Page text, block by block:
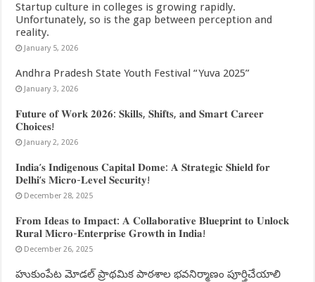
Startup culture in colleges is growing rapidly.
Unfortunately, so is the gap between perception and
reality.
January 5, 2026
Andhra Pradesh State Youth Festival “Yuva 2025”
January 3, 2026
𝐅𝐮𝐭𝐮𝐫𝐞 𝐨𝐟 𝐖𝐨𝐫𝐤 𝟐𝟎𝟐𝟔: 𝐒𝐤𝐢𝐥𝐥𝐬, 𝐒𝐡𝐢𝐟𝐭𝐬, 𝐚𝐧𝐝 𝐒𝐦𝐚𝐫𝐭 𝐂𝐚𝐫𝐞𝐞𝐫
𝐂𝐡𝐨𝐢𝐜𝐞𝐬!
January 2, 2026
𝐈𝐧𝐝𝐢𝐚’𝐬 𝐈𝐧𝐝𝐢𝐠𝐞𝐧𝐨𝐮𝐬 𝐂𝐚𝐩𝐢𝐭𝐚𝐥 𝐃𝐨𝐦𝐞: 𝐀 𝐒𝐭𝐫𝐚𝐭𝐞𝐠𝐢𝐜 𝐒𝐡𝐢𝐞𝐥𝐝 𝐟𝐨𝐫
𝐃𝐞𝐥𝐡𝐢’𝐬 𝐌𝐢𝐜𝐫𝐨-𝐋𝐞𝐯𝐞𝐥 𝐒𝐞𝐜𝐮𝐫𝐢𝐭𝐲!
December 28, 2025
𝐅𝐫𝐨𝐦 𝐈𝐝𝐞𝐚𝐬 𝐭𝐨 𝐈𝐦𝐩𝐚𝐜𝐭: 𝐀 𝐂𝐨𝐥𝐥𝐚𝐛𝐨𝐫𝐚𝐭𝐢𝐯𝐞 𝐁𝐥𝐮𝐞𝐩𝐫𝐢𝐧𝐭 𝐭𝐨 𝐔𝐧𝐥𝐨𝐜𝐤
𝐑𝐮𝐫𝐚𝐥 𝐌𝐢𝐜𝐫𝐨-𝐄𝐧𝐭𝐞𝐫𝐩𝐫𝐢𝐬𝐞 𝐆𝐫𝐨𝐰𝐭𝐡 𝐢𝐧 𝐈𝐧𝐝𝐢𝐚!
December 26, 2025
హుకుంపేట మోడల్ ప్రాథమిక పాఠశాల భవనిర్మాణం పూర్తిచేయాలి